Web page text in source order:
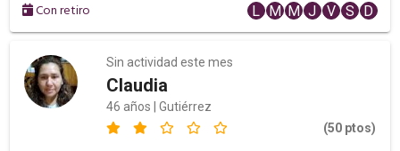
Con retiro L M M J V S D
Sin actividad este mes
Claudia
46 años | Gutiérrez
(50 ptos)